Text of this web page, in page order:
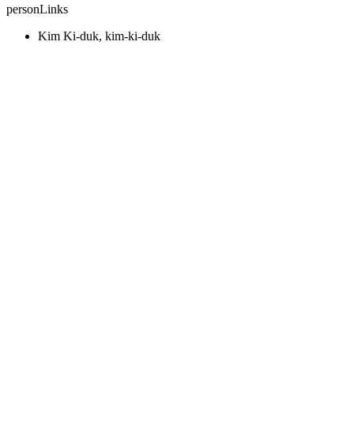
personLinks
Kim Ki-duk, kim-ki-duk